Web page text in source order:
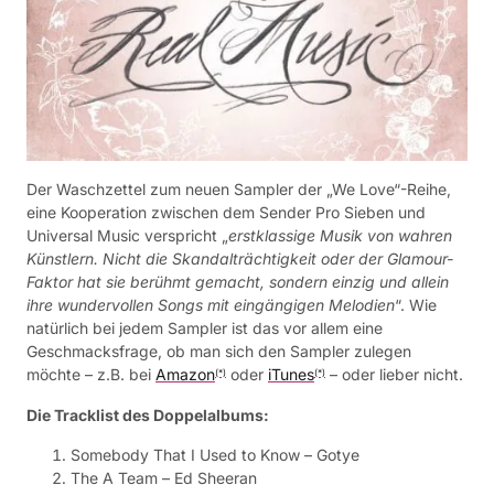
Der Waschzettel zum neuen Sampler der „We Love“-Reihe,
eine Kooperation zwischen dem Sender Pro Sieben und
Universal Music verspricht „erstklassige Musik von wahren
Künstlern. Nicht die Skandalträchtigkeit oder der Glamour-
Faktor hat sie berühmt gemacht, sondern einzig und allein
ihre wundervollen Songs mit eingängigen Melodien“. Wie
natürlich bei jedem Sampler ist das vor allem eine
Geschmacksfrage, ob man sich den Sampler zulegen
möchte – z.B. bei Amazon(*) oder iTunes(*) – oder lieber nicht.
Die Tracklist des Doppelalbums:
Somebody That I Used to Know – Gotye
The A Team – Ed Sheeran